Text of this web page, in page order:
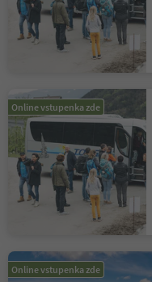
Online vstupenka zde
Online vstupenka zde